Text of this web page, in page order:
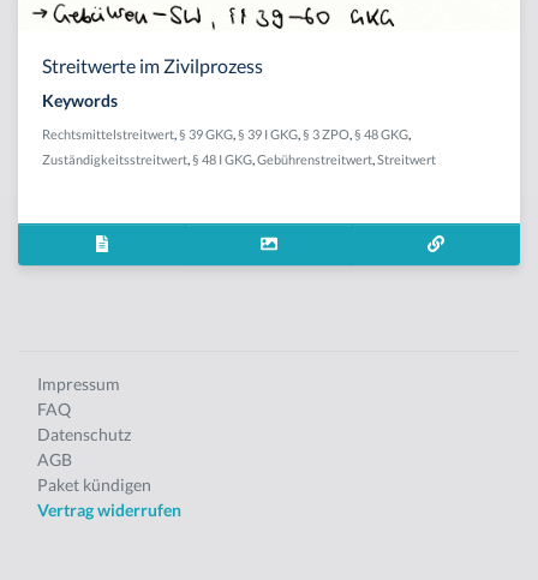
Streitwerte im Zivilprozess
Keywords
Rechtsmittelstreitwert § 39 GKG § 39 I GKG § 3 ZPO § 48 GKG
Zuständigkeitsstreitwert § 48 I GKG Gebührenstreitwert Streitwert
Impressum
FAQ
Datenschutz
AGB
Paket kündigen
Vertrag widerrufen